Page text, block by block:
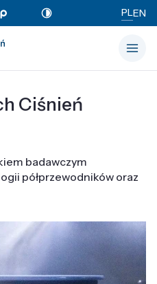
PLEN
Ciśnień
badawczym
półprzewodników oraz